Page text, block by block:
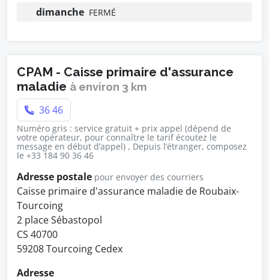
dimanche FERMÉ
CPAM - Caisse primaire d'assurance
maladie à environ 3 km
36 46
Numéro gris : service gratuit + prix appel (dépend de
votre opérateur, pour connaître le tarif écoutez le
message en début d’appel) , Depuis l’étranger, composez
le +33 184 90 36 46
Adresse postale pour envoyer des courriers
Caisse primaire d'assurance maladie de Roubaix-
Tourcoing
2 place Sébastopol
CS 40700
59208 Tourcoing Cedex
Adresse